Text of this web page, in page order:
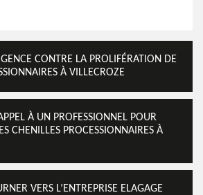
CONTRE LA PROLIFÉRATION DE
À VILLECROZE
À UN PROFESSIONNEL POUR
CHENILLES PROCESSIONNAIRES À
VERS L’ENTREPRISE ELAGAGE